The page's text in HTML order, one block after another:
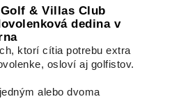
& Villas Club
dedina v
ktorí cítia potrebu extra
osloví aj golfistov.
alebo dvoma